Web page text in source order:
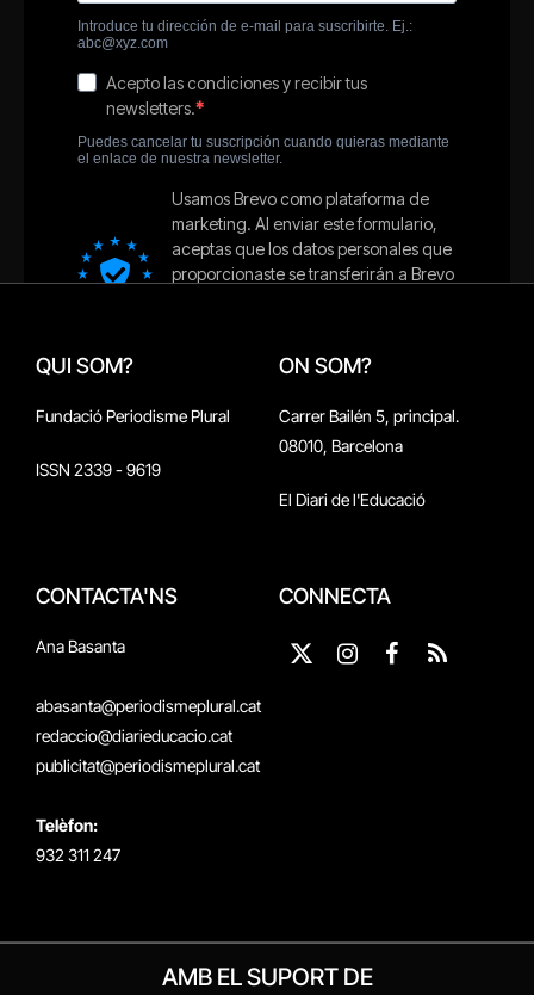
QUI SOM?
Fundació Periodisme Plural
ISSN 2339 - 9619
ON SOM?
Carrer Bailén 5, principal.
08010, Barcelona
El Diari de l'Educació
CONTACTA'NS
Ana Basanta
abasanta@periodismeplural.cat
redaccio@diarieducacio.cat
publicitat@periodismeplural.cat
Telèfon:
932 311 247
CONNECTA
X
Instagram
Facebook
RSS
AMB EL SUPORT DE